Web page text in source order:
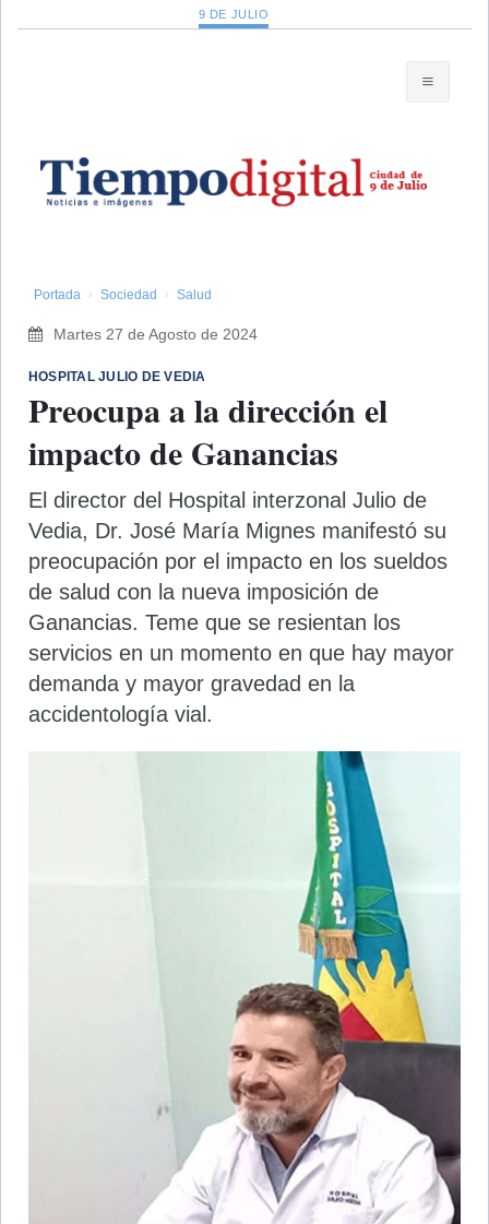
9 DE JULIO
Portada Sociedad Salud
Martes 27 de Agosto de 2024
​HOSPITAL JULIO DE VEDIA
Preocupa a la dirección el
impacto de Ganancias
El director del Hospital interzonal Julio de
Vedia, Dr. José María Mignes manifestó su
preocupación por el impacto en los sueldos
de salud con la nueva imposición de
Ganancias. Teme que se resientan los
servicios en un momento en que hay mayor
demanda y mayor gravedad en la
accidentología vial.